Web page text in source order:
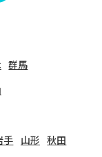
群馬
手 山形 秋田